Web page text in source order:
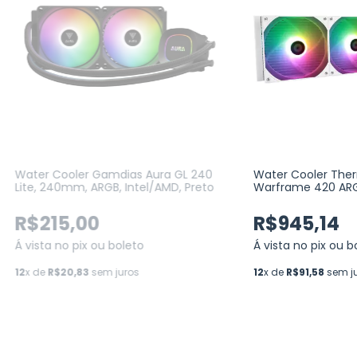
Water Cooler Gamdias Aura GL 240
Lite, 240mm, ARGB, Intel/AMD, Preto
R$215,00
Á vista no pix ou boleto
12x deR$20,83 sem juros
Water Cooler
Warframe 420
R$945,14
Á vista no pix ou
12x de R$91,58 sem